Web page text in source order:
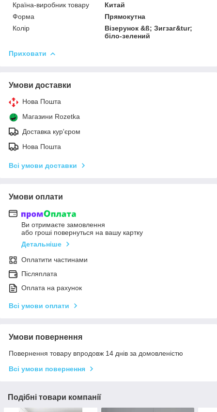
Країна-виробник товару
Китай
Форма
Прямокутна
Колір
Візерунок &ß; Зигзаг&tur;
біло-зелений
Приховати
Умови доставки
Нова Пошта
Магазини Rozetka
Доставка кур'єром
Нова Пошта
Всі умови доставки
Умови оплати
Ви отримаєте замовлення
або гроші повернуться на вашу картку
Детальніше
Оплатити частинами
Післяплата
Оплата на рахунок
Всі умови оплати
Умови повернення
Повернення товару впродовж 14 днів за домовленістю
Всі умови повернення
Подібні товари компанії